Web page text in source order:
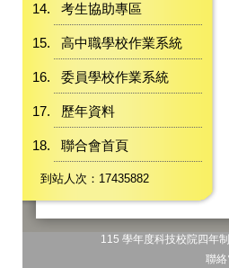
考生協助專區
高中職學校作業系統
委員學校作業系統
歷年資料
聯合會首頁
到站人次：17435882
115 學年度科技校院四年
聯